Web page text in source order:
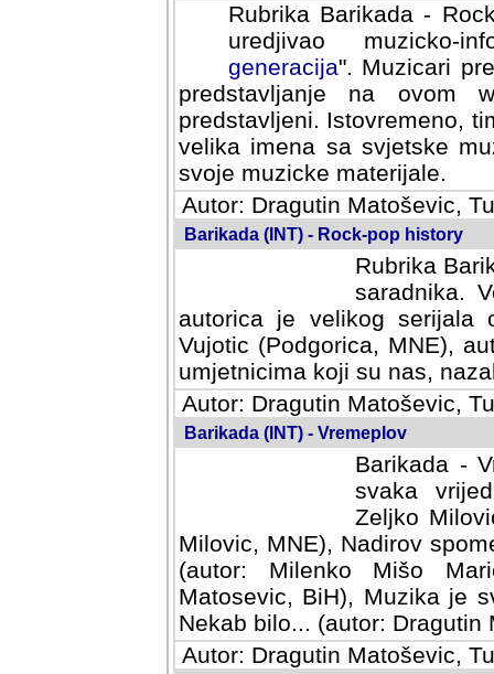
Rubrika Barikada -
uredjivao muzicko-
Muzicari predstavljeni u
na ovom web portalu
Istovremeno, tim nacinom
sa svjetske muzicke scene
materijale.
Autor: Dragutin Matoševic,
Barikada (INT) - Rock-pop history
Rubrika
saradnika.
autorica je velikog serijala
Vujotic (Podgorica, MNE),
umjetnicima koji su nas,
Autor: Dragutin Matoševic,
Barikada (INT) - Vremeplov
Barikada -
svaka
Milovic,
MNE), Nadirov spomenar
Milenko Mišo Maric, UK),
Muzika je svirala (autor:
(autor: Dragutin Matosevic,
Autor: Dragutin Matoševic,